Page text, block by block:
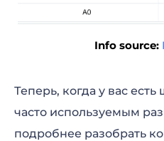
Info source:
Теперь, когда у вас
часто используемым
подробнее разобрать